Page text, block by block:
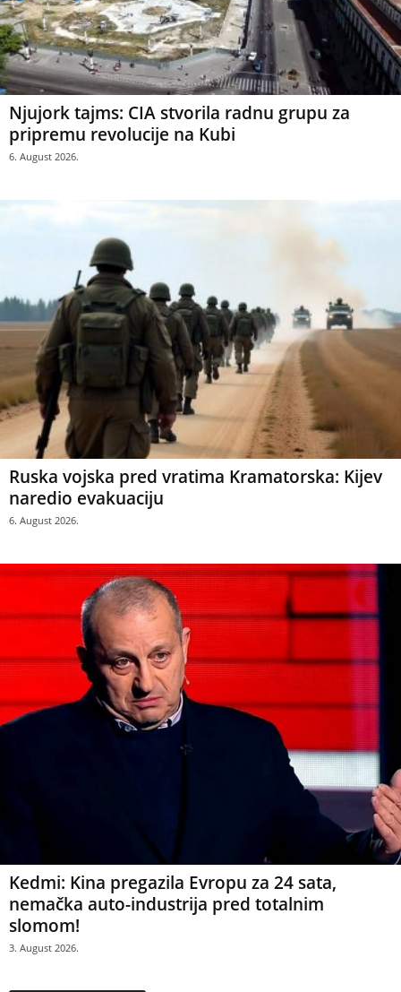
Njujork tajms: CIA stvorila radnu grupu za
pripremu revolucije na Kubi
6. August 2026.
Ruska vojska pred vratima Kramatorska: Kijev
naredio evakuaciju
6. August 2026.
Kedmi: Kina pregazila Evropu za 24 sata,
nemačka auto-industrija pred totalnim
slomom!
3. August 2026.